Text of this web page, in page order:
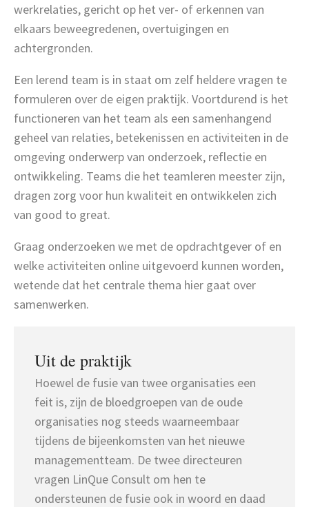
werkrelaties, gericht op het ver- of erkennen van
elkaars beweegredenen, overtuigingen en
achtergronden.
Een lerend team is in staat om zelf heldere vragen te
formuleren over de eigen praktijk. Voortdurend is het
functioneren van het team als een samenhangend
geheel van relaties, betekenissen en activiteiten in de
omgeving onderwerp van onderzoek, reflectie en
ontwikkeling. Teams die het teamleren meester zijn,
dragen zorg voor hun kwaliteit en ontwikkelen zich
van good to great.
Graag onderzoeken we met de opdrachtgever of en
welke activiteiten online uitgevoerd kunnen worden,
wetende dat het centrale thema hier gaat over
samenwerken.
Uit de praktijk
Hoewel de fusie van twee organisaties een
feit is, zijn de bloedgroepen van de oude
organisaties nog steeds waarneembaar
tijdens de bijeenkomsten van het nieuwe
managementteam. De twee directeuren
vragen LinQue Consult om hen te
ondersteunen de fusie ook in woord en daad